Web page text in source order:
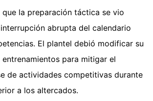
la preparación táctica se vio
abrupta del calendario
El plantel debió modificar su
para mitigar el
de actividades competitivas durante
a los altercados.